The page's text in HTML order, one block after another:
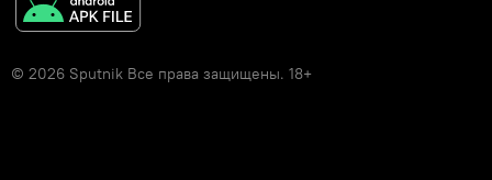
© 2026 Sputnik Все права защищены. 18+